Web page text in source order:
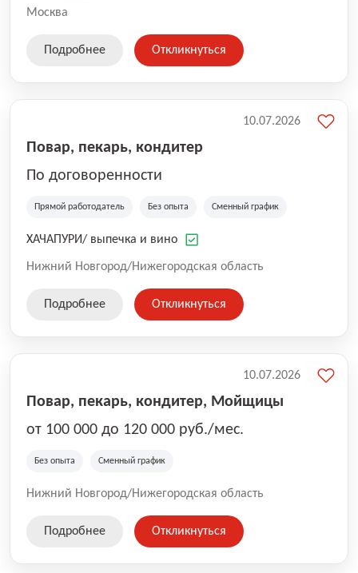
Москва
Подробнее Откликнуться
Повар, пекарь, кондитер
По договоренности
Прямой работодатель Без опыта Сменный график
ХАЧАПУРИ/ выпечка и вино
Нижний Новгород/Нижегородская область
10.07.2026
Подробнее Откликнуться
Повар, пекарь, кондитер, Мойщицы
от 100 000 до 120 000 руб./мес.
Без опыта Сменный график
Нижний Новгород/Нижегородская область
10.07.2026
Подробнее Откликнуться